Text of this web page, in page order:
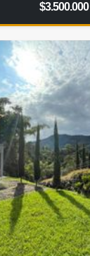
$3.500.000